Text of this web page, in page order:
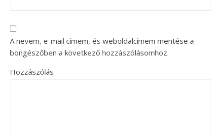
A nevem, e-mail címem, és weboldalcímem mentése a
böngészőben a következő hozzászólásomhoz.
Hozzászólás